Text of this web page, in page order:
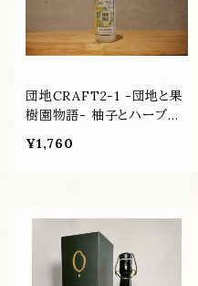
団地CRAFT2-1 -団地と果
樹園物語- 柚子とハーブ
¥1,760